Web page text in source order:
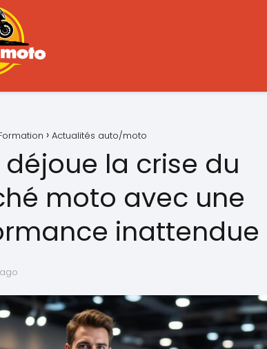
Actualités auto/moto
déjoue la crise du
moto avec une
inattendue